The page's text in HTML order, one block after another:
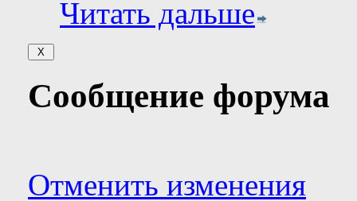
Читать дальше
Сообщение форума
Отменить изменения